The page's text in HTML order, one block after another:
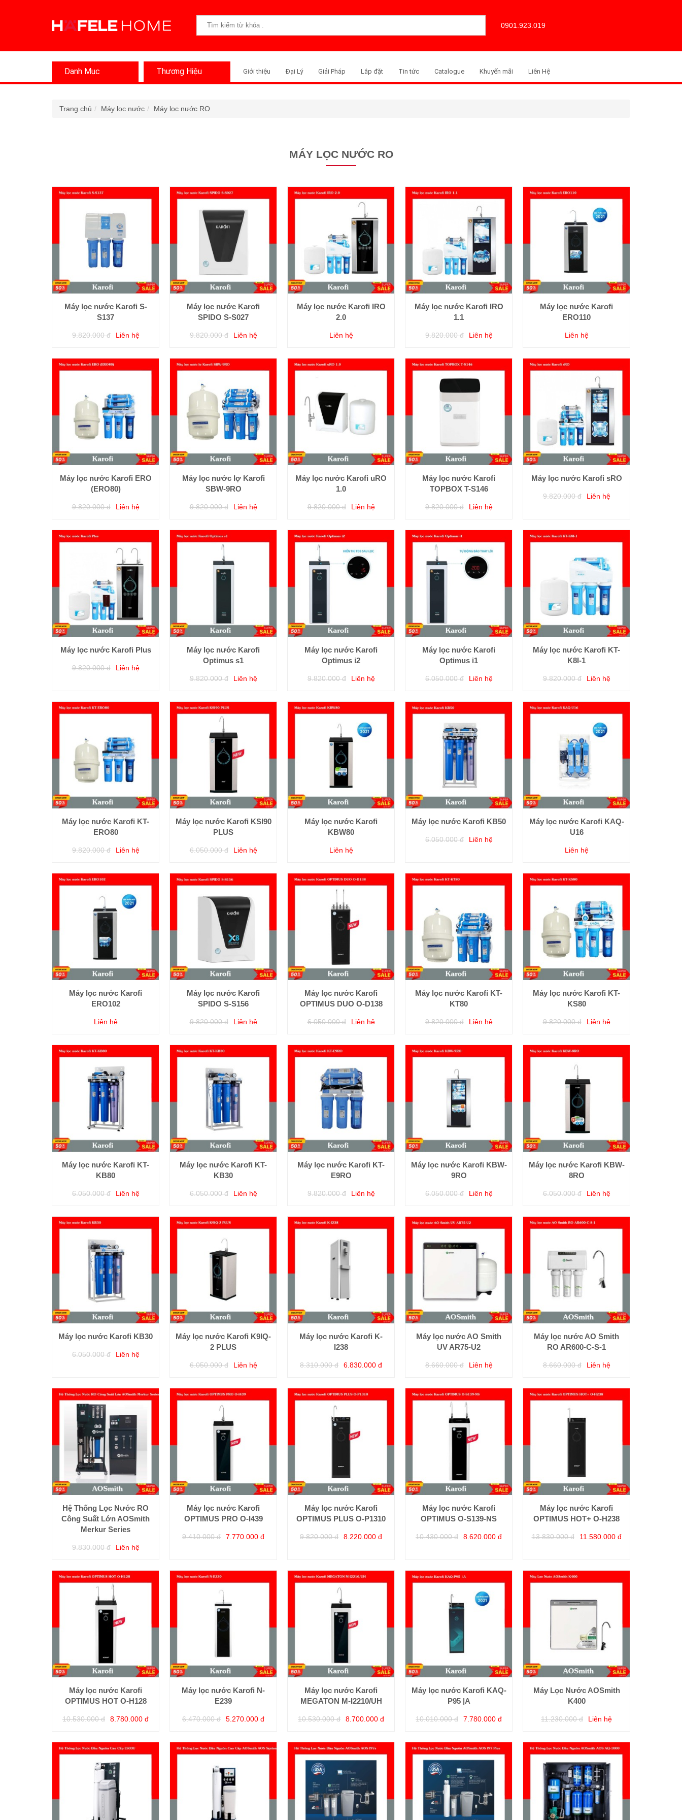
0901.923.019
Danh Mục Thương Hiệu Giới thiệu Đại Lý Giải Pháp Lắp đặt Tin tức Catalogue Khuyến mãi Liên Hệ
Trang chủ Máy lọc nước Máy lọc nước RO
MÁY LỌC NƯỚC RO
Máy lọc nước Karofi S-
S137
9.820.000 đ Liên hệ
Máy lọc nước Karofi
SPIDO S-S027
9.820.000 đ Liên hệ
Máy lọc nước Karofi IRO
2.0
Liên hệ
Máy lọc nước Karofi IRO
1.1
9.820.000 đ Liên hệ
Máy lọc nước Karofi
ERO110
Liên hệ
Máy lọc nước Karofi ERO
(ERO80)
9.820.000 đ Liên hệ
Máy lọc nước lợ Karofi
SBW-9RO
9.820.000 đ Liên hệ
Máy lọc nước Karofi uRO
1.0
9.820.000 đ Liên hệ
Máy lọc nước Karofi
TOPBOX T-S146
9.820.000 đ Liên hệ
Máy lọc nước Karofi sRO
9.820.000 đ Liên hệ
Máy lọc nước Karofi Plus
9.820.000 đ Liên hệ
Máy lọc nước Karofi
Optimus s1
9.820.000 đ Liên hệ
Máy lọc nước Karofi
Optimus i2
9.820.000 đ Liên hệ
Máy lọc nước Karofi
Optimus i1
6.050.000 đ Liên hệ
Máy lọc nước Karofi KT-
K8I-1
9.820.000 đ Liên hệ
Máy lọc nước Karofi KT-
ERO80
9.820.000 đ Liên hệ
Máy lọc nước Karofi KSI90
PLUS
6.050.000 đ Liên hệ
Máy lọc nước Karofi
KBW80
Liên hệ
Máy lọc nước Karofi KB50
6.050.000 đ Liên hệ
Máy lọc nước Karofi KAQ-
U16
Liên hệ
Máy lọc nước Karofi
ERO102
Liên hệ
Máy lọc nước Karofi
SPIDO S-S156
9.820.000 đ Liên hệ
Máy lọc nước Karofi
OPTIMUS DUO O-D138
6.050.000 đ Liên hệ
Máy lọc nước Karofi KT-
KT80
9.820.000 đ Liên hệ
Máy lọc nước Karofi KT-
KS80
9.820.000 đ Liên hệ
Máy lọc nước Karofi KT-
KB80
6.050.000 đ Liên hệ
Máy lọc nước Karofi KT-
KB30
6.050.000 đ Liên hệ
Máy lọc nước Karofi KT-
E9RO
9.820.000 đ Liên hệ
Máy lọc nước Karofi KBW-
9RO
6.050.000 đ Liên hệ
Máy lọc nước Karofi KBW-
8RO
6.050.000 đ Liên hệ
Máy lọc nước Karofi KB30
6.050.000 đ Liên hệ
Máy lọc nước Karofi K9IQ-
2 PLUS
6.050.000 đ Liên hệ
Máy lọc nước Karofi K-
I238
8.310.000 đ 6.830.000 đ
Máy lọc nước AO Smith
UV AR75-U2
8.660.000 đ Liên hệ
Máy lọc nước AO Smith
RO AR600-C-S-1
8.660.000 đ Liên hệ
Hệ Thống Lọc Nước RO
Công Suất Lớn AOSmith
Merkur Series
9.830.000 đ Liên hệ
Máy lọc nước Karofi
OPTIMUS PRO O-I439
9.410.000 đ 7.770.000 đ
Máy lọc nước Karofi
OPTIMUS PLUS O-P1310
9.820.000 đ 8.220.000 đ
Máy lọc nước Karofi
OPTIMUS O-S139-NS
10.430.000 đ 8.620.000 đ
Máy lọc nước Karofi
OPTIMUS HOT+ O-H238
13.830.000 đ 11.580.000 đ
Máy lọc nước Karofi
OPTIMUS HOT O-H128
10.530.000 đ 8.780.000 đ
Máy lọc nước Karofi N-
E239
6.470.000 đ 5.270.000 đ
Máy lọc nước Karofi
MEGATON M-I2210/UH
10.530.000 đ 8.700.000 đ
Máy lọc nước Karofi KAQ-
P95 |A
10.010.000 đ 7.780.000 đ
Máy Lọc Nước AOSmith
K400
11.230.000 đ Liên hệ